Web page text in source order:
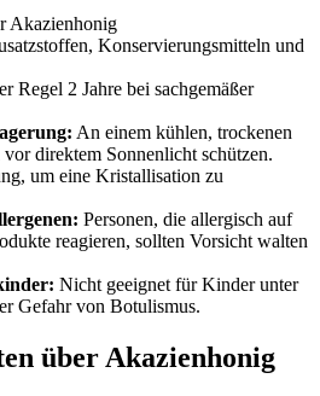
Akazienhonig
Konservierungsmitteln und
Regel 2 Jahre bei sachgemäßer
An einem kühlen, trockenen
direktem Sonnenlicht schützen.
um eine Kristallisation zu
Personen, die allergisch auf
reagieren, sollten Vorsicht walten
Nicht geeignet für Kinder unter
Gefahr von Botulismus.
über Akazienhonig